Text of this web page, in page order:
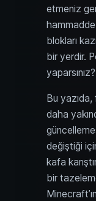
etmeniz
blokları
bir yerdir.
yaparsınız?
Bu
daha
değiştiği
kafa
bir